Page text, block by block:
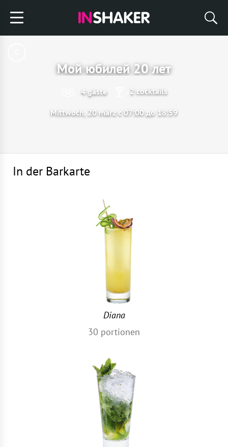
Мой юбилей 20 лет
4 gäste 2 cocktails
Mittwoch, 20 märz с 07:00 до 18:59
In der Barkarte
Diana
30 portionen